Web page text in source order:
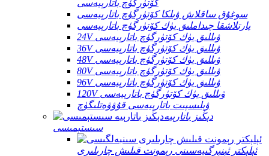
كۆتۈرگۈچ باتارېيەسى
سوغۇق ساقلاش ۋىلكا كۆتۈرگۈچ باتارېيەسى
پارتلاشقا چىداملىق يۈك كۆتۈرگۈچ باتارېيەسى
24V ۋىللىق يۈك كۆتۈرگۈچ باتارېيەسى
36V ۋىللىق يۈك كۆتۈرگۈچ باتارېيەسى
48V ۋىللىق يۈك كۆتۈرگۈچ باتارېيەسى
80V ۋىللىق يۈك كۆتۈرگۈچ باتارېيەسى
96V ۋىللىق يۈك كۆتۈرگۈچ باتارېيەسى
120V ۋىللىق يۈك كۆتۈرگۈچ باتارېيەسى
ۋېلىسپىت باتارېيەسى قۇۋۋەتلىگۈچ
دېڭىز باتارېيە
سىستېمىسى
ئېلېكتر ئېنېرگىيەسىنى رېمونت قىلىش چارىلىرى